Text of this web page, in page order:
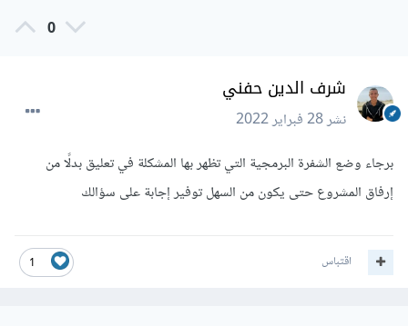
0
شرف الدين حفني
نشر28 فبراير 2022
برجاء وضع الشفرة البرمجية التي تظهر بها المشكلة في تعليق بدلًا من
إرفاق المشروع حتى يكون من السهل توفير إجابة على سؤالك
1 اقتباس